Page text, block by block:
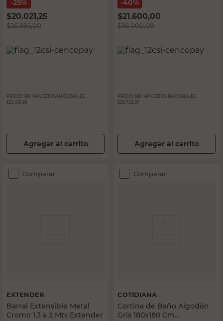
25%
$20.021,25
$26.695,00
PRECIO SIN IMPUESTOS NACIONALES:
$22.061,99
Agregar al carrito
40%
$21.600,00
$36.000,00
PRECIO SIN IMPUESTOS NACIONALES:
$29.752,07
Agregar al carrito
Comparar
EXTENDER
Barral Extensible Metal
Cromo 1,3 a 2 Mts Extender
Comparar
COTIDIANA
Cortina de Baño Algodón
Gris 180x180 Cm